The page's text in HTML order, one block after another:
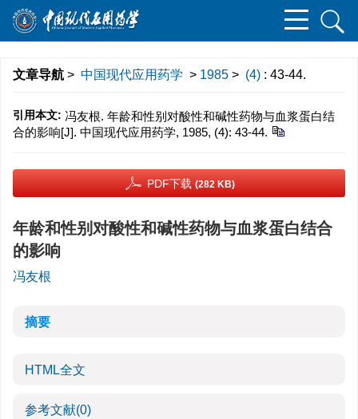
文章导航 > 中国现代应用药学 > 1985 > (4) : 43-44.
引用本文: 冯友根. 年龄和性别对酸性和碱性药物与血浆蛋白结
合的影响[J]. 中国现代应用药学, 1985, (4): 43-44.
PDF下载 (282 KB)
年龄和性别对酸性和碱性药物与血浆蛋白结合
的影响
冯友根
摘要
HTML全文
参考文献(0)